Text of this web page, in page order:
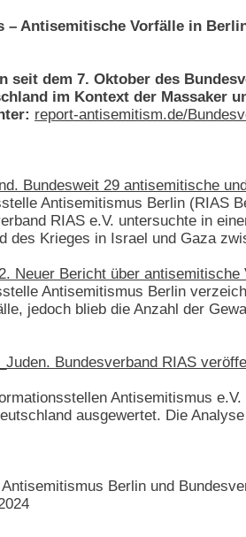
Antisemitische Vorfälle in
dem 7. Oktober des
im Kontext der Massaker
report-antisemitism.de/
Bundesweit 29 antisemitische
Antisemitismus Berlin (RIAS
RIAS e.V. untersuchte in
Krieges in Israel und Gaza
Neuer Bericht über antisemitische
Antisemitismus Berlin
jedoch blieb die Anzahl der
Bundesverband RIAS
Antisemitismus
ausgewertet. Die
Berlin und